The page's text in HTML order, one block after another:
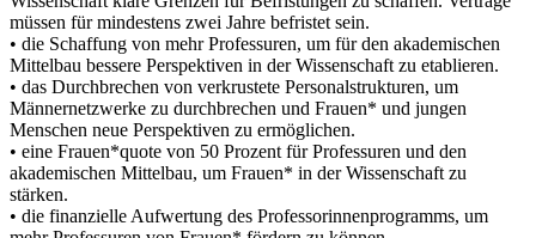
müssen für mindestens zwei Jahre befristet sein.
• die Schaffung von mehr Professuren, um für den akademischen
Mittelbau bessere Perspektiven in der Wissenschaft zu etablieren.
• das Durchbrechen von verkrustete Personalstrukturen, um
Männernetzwerke zu durchbrechen und Frauen* und jungen
Menschen neue Perspektiven zu ermöglichen.
• eine Frauen*quote von 50 Prozent für Professuren und den
akademischen Mittelbau, um Frauen* in der Wissenschaft zu
stärken.
• die finanzielle Aufwertung des Professorinnenprogramms, um